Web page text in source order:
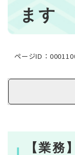
ます
ページID：
【業務